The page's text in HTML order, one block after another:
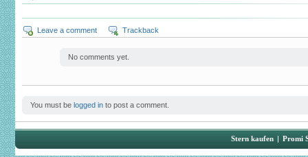
Leave a comment Trackback
No comments yet.
You must be logged in to post a comment.
Stern kaufen | Promi